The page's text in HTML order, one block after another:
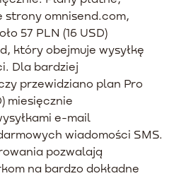
strony omnisend.com,
57 PLN (16 USD)
który obejmuje wysyłkę
Dla bardziej
przewidziano plan Pro
miesięcznie
e-mail
wiadomości SMS.
pozwalają
na bardzo dokładne